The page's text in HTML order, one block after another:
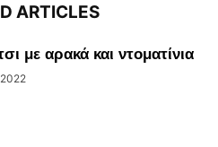
ARTICLES
με αρακά και ντοματίνια
2022